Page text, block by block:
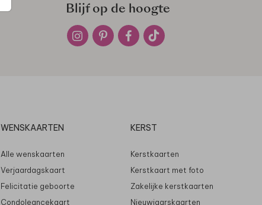
Blijf op de hoogte
WENSKAARTEN
Alle wenskaarten
Verjaardagskaart
Felicitatie geboorte
Condoleancekaart
KERST
Kerstkaarten
Kerstkaart met foto
Zakelijke kerstkaarten
Nieuwjaarskaarten